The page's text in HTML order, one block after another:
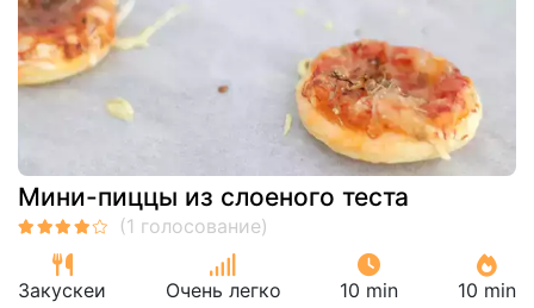
Мини-пиццы из слоеного теста
Закускeи Очень легко 10 min 10 min